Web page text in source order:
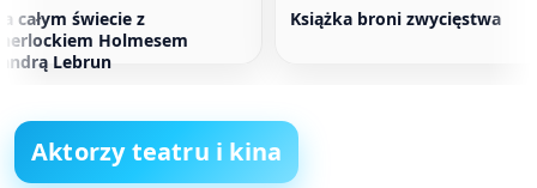
całym świecie z
Holmesem
Lebrun
Książka broni zwycięstwa
Aktorzy teatru i kina